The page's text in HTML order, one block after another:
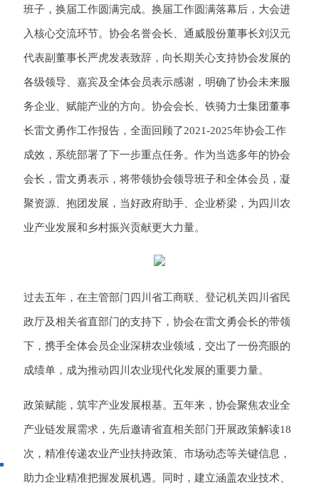
班子，换届工作圆满完成。换届工作圆满落幕后，大会进
入核心交流环节。协会名誉会长、通威股份董事长刘汉元
代表副董事长严虎发表致辞，向长期关心支持协会发展的
各级领导、嘉宾及全体会员表示感谢，明确了协会未来服
务企业、赋能产业的方向。协会会长、铁骑力士集团董事
长雷文勇作工作报告，全面回顾了2021-2025年协会工作
成效，系统部署了下一步重点任务。作为当选多年的协会
会长，雷文勇表示，将带领协会领导班子和全体会员，凝
聚资源、抱团发展，当好政府助手、企业桥梁，为四川农
业产业发展和乡村振兴贡献更大力量。
过去五年，在主管部门四川省工商联、登记机关四川省民
政厅及相关省直部门的支持下，协会在雷文勇会长的带领
下，携手全体会员企业深耕农业领域，交出了一份亮眼的
成绩单，成为推动四川农业现代化发展的重要力量。
政策赋能，筑牢产业发展根基。五年来，协会聚焦农业全
产业链发展需求，先后邀请省直相关部门开展政策解读18
次，精准传递农业产业扶持政策、市场动态等关键信息，
助力企业精准把握发展机遇。同时，建立涵盖农业技术、